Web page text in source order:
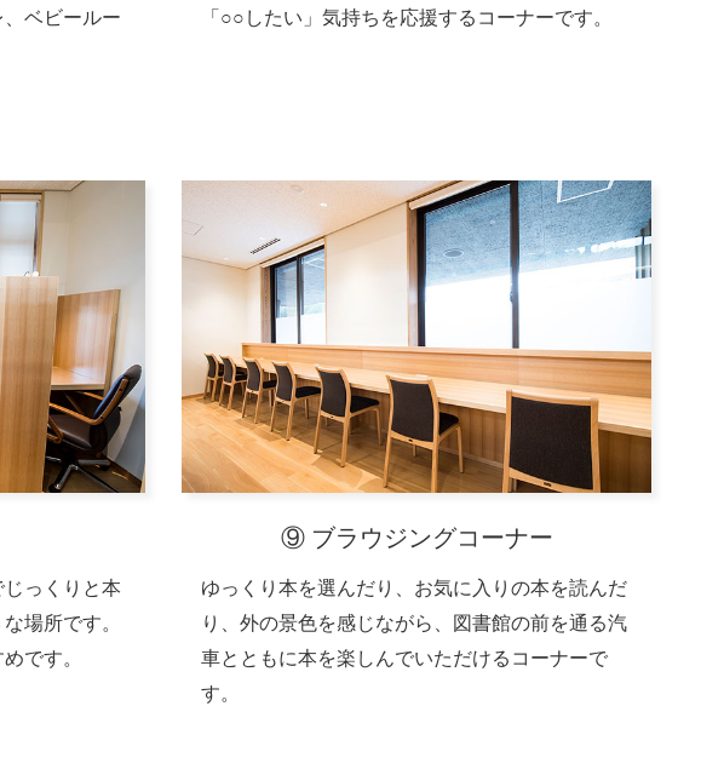
ベビールー
「○○したい」気持ちを応援するコーナーです。
っくりと本
場所です。
です。
⑨ ブラウジングコーナー
ゆっくり本を選んだり、お気に入りの本を読んだ
り、外の景色を感じながら、図書館の前を通る汽
車とともに本を楽しんでいただけるコーナーで
す。